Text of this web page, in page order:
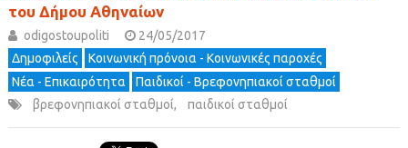
του Δήμου Αθηναίων
odigostoupoliti
24/05/2017
Δημοφιλείς
Κοινωνική πρόνοια - Κοινωνικές παροχές
Νέα - Επικαιρότητα
Παιδικοί - Βρεφονηπιακοί σταθμοί
βρεφονηπιακοί σταθμοί, παιδικοί σταθμοί